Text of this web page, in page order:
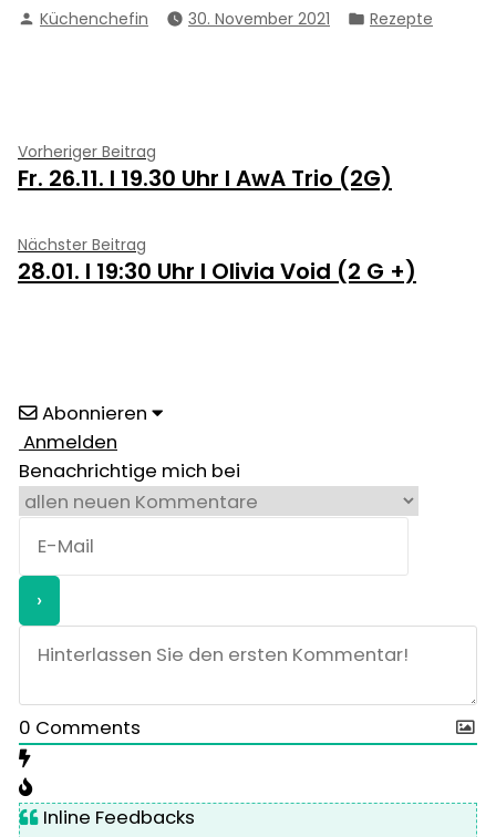
Verfasst
Küchenchefin 30. November 2021
Veröffentlicht
Rezepte
Beitragsnavigation
Vorheriger Beitrag
Beitrag:
Fr. 26.11. I 19.30 Uhr I AwA Trio (2G)
Nächster Beitrag
Beitrag:
28.01. I 19:30 Uhr I Olivia Void (2 G +)
Abonnieren
Anmelden
Benachrichtige mich bei
0 Comments
Inline Feedbacks